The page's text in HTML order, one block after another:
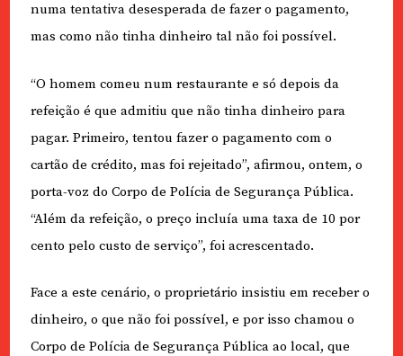
numa tentativa desesperada de fazer o pagamento,
mas como não tinha dinheiro tal não foi possível.
“O homem comeu num restaurante e só depois da
refeição é que admitiu que não tinha dinheiro para
pagar. Primeiro, tentou fazer o pagamento com o
cartão de crédito, mas foi rejeitado”, afirmou, ontem, o
porta-voz do Corpo de Polícia de Segurança Pública.
“Além da refeição, o preço incluía uma taxa de 10 por
cento pelo custo de serviço”, foi acrescentado.
Face a este cenário, o proprietário insistiu em receber o
dinheiro, o que não foi possível, e por isso chamou o
Corpo de Polícia de Segurança Pública ao local, que